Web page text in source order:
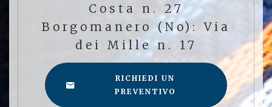
Costa n. 27
Borgomanero (No): Via
dei Mille n. 17
RICHIEDI UN
PREVENTIVO